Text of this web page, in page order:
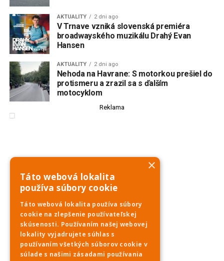
AKTUALITY 2 dni ago
V Trnave vzniká slovenská premiéra
broadwayského muzikálu Drahý Evan
Hansen
AKTUALITY 2 dni ago
Nehoda na Havrane: S motorkou prešiel do
protismeru a zrazil sa s ďalším
motocyklom
Reklama
×
Táto webová lokalita
používa súbory cookie
Táto webová lokalita používa súbory
cookie na zlepšenie používateľskej
skúsenosti. Používaním našej webovej
lokality vyjadrujete súhlas s
používaním všetkých súborov cookie v
súlade s našimi zásadami používania